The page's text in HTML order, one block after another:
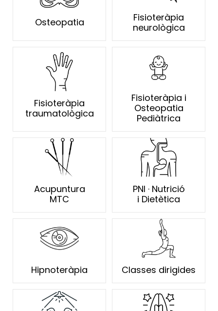
Osteopatia
Fisioteràpia
neurològica
Fisioteràpia
traumatològica
Fisioteràpia i
Osteopatia
Pediàtrica
Acupuntura
MTC
PNI · Nutrició
i Dietètica
Hipnoteràpia Classes dirigides